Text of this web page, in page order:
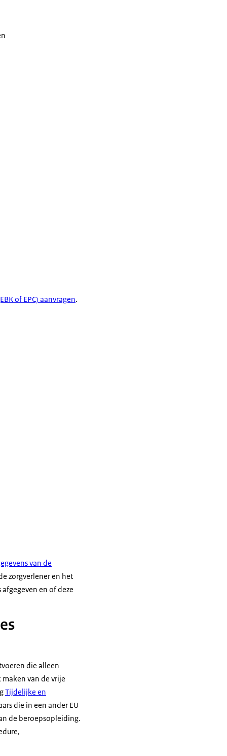
of EPC) aanvragen.
van de
zorgverlener en het
en of deze
die alleen
van de vrije
Tijdelijke en
die in een ander EU
de beroepsopleiding.